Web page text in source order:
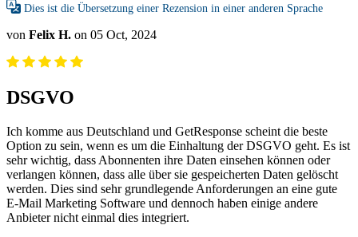
Dies ist die Übersetzung einer Rezension in einer anderen Sprache
von Felix H. on 05 Oct, 2024
DSGVO
Ich komme aus Deutschland und GetResponse scheint die beste
Option zu sein, wenn es um die Einhaltung der DSGVO geht. Es ist
sehr wichtig, dass Abonnenten ihre Daten einsehen können oder
verlangen können, dass alle über sie gespeicherten Daten gelöscht
werden. Dies sind sehr grundlegende Anforderungen an eine gute
E-Mail Marketing Software und dennoch haben einige andere
Anbieter nicht einmal dies integriert.